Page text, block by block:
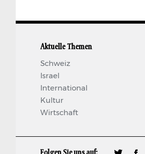
Aktuelle Themen
Schweiz
Israel
International
Kultur
Wirtschaft